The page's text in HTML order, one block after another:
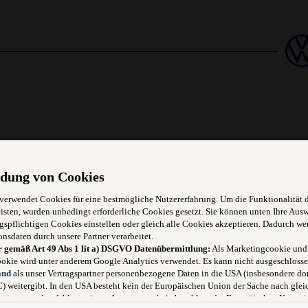
Oldtimer &
Du möchtest nicht nur Teile tauschen, sondern verstehen,
neuen Kompetenzzentrum K30 – mit einem
von Cookies
Cookies für eine bestmögliche Nutzererfahrung. Um die Funktionalität
wurden unbedingt erforderliche Cookies gesetzt. Sie können unten Ihre
Cookies einstellen oder gleich alle Cookies akzeptieren. Dadurch
durch unsere Partner verarbeitet.
gemäß Art 49 Abs 1 lit a) DSGVO Datenübermittlung: Als Marketingcookie und
wird unter anderem Google Analytics verwendet. Es kann nicht
als unser Vertragspartner personenbezogene Daten in die USA (insbesondere
weitergibt. In den USA besteht kein der Europäischen Union der Sache nach
und es fehlt an einem Angemessenheitsbeschluss der Europäischen